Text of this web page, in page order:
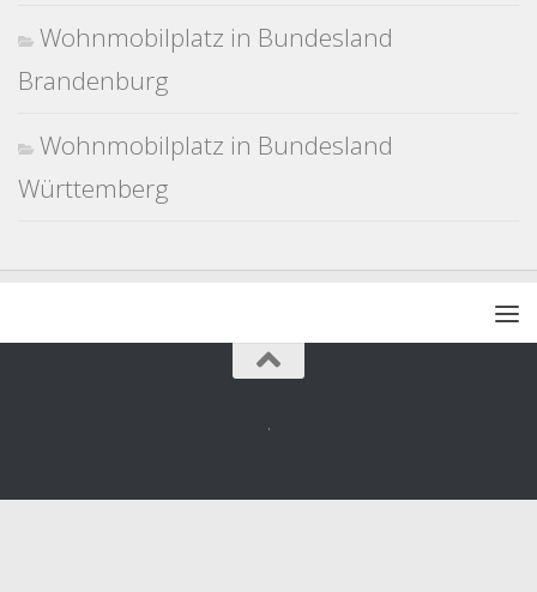
Wohnmobilplatz in Bundesland
Brandenburg
Wohnmobilplatz in Bundesland
Württemberg
.